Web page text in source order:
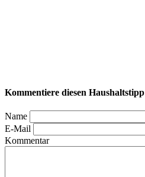
Kommentiere diesen Haushaltstipp
Name
E-Mail
Kommentar